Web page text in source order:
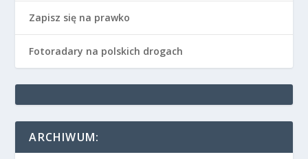
Zapisz się na prawko
Fotoradary na polskich drogach
ARCHIWUM: